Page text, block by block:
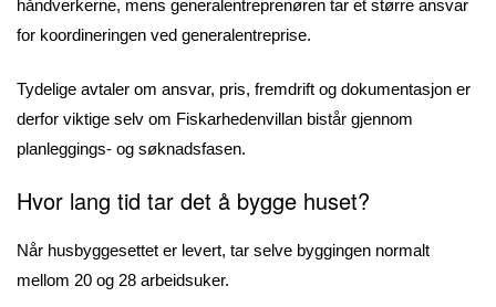
håndverkerne, mens generalentreprenøren tar et større ansvar
for koordineringen ved generalentreprise.
Tydelige avtaler om ansvar, pris, fremdrift og dokumentasjon er
derfor viktige selv om Fiskarhedenvillan bistår gjennom
planleggings- og søknadsfasen.
Hvor lang tid tar det å bygge huset?
Når husbyggesettet er levert, tar selve byggingen normalt
mellom 20 og 28 arbeidsuker.